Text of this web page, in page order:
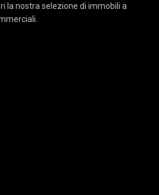
la nostra selezione di immobili a